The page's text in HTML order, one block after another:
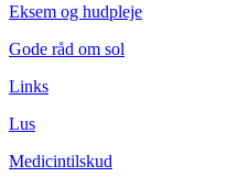
Eksem og hudpleje
Gode råd om sol
Links
Lus
Medicintilskud